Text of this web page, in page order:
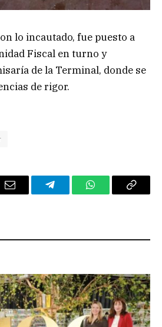
lo incautado, fue puesto a
Fiscal en turno y
de la Terminal, donde se
de rigor.
Email TelegramWhatsAppCopy